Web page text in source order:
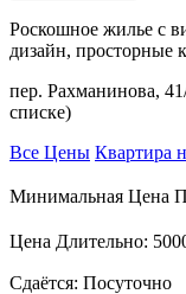
Роскошное жилье с
дизайн, просторные
пер. Рахманинова,
списке)
Все Цены Квартира
Минимальная Цена
Цена Длительно:
Сдаётся: Посуточно